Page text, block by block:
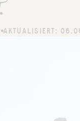
AKTUALISIERT: